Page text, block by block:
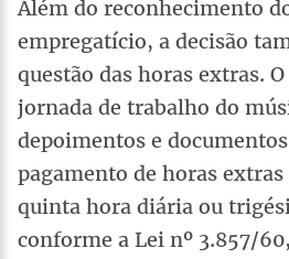
Além do reconhecimento
empregatício, a decisão
questão das horas extras.
jornada de trabalho do
depoimentos e
pagamento de horas extras
quinta hora diária ou
conforme a Lei nº 3.857/